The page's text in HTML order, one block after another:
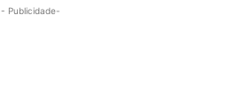
- Publicidade-